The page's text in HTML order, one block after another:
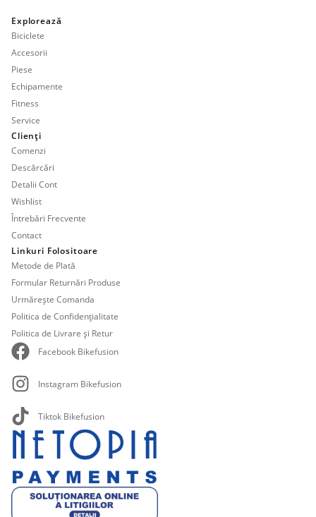
Explorează
Biciclete
Accesorii
Piese
Echipamente
Fitness
Service
Clienți
Comenzi
Descărcări
Detalii Cont
Wishlist
Întrebări Frecvente
Contact
Linkuri Folositoare
Metode de Plată
Formular Returnări Produse
Urmărește Comanda
Politica de Confidențialitate
Politica de Livrare și Retur
Facebook Bikefusion
Instagram Bikefusion
Tiktok Bikefusion